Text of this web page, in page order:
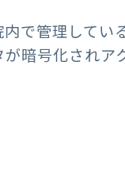
内で管理してい
暗号化されア